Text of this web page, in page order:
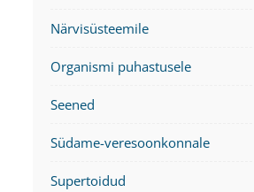
Närvisüsteemile
Organismi puhastusele
Seened
Südame-veresoonkonnale
Supertoidud